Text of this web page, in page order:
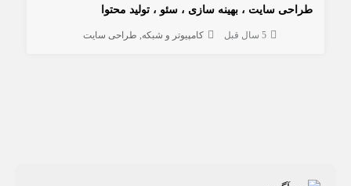
طراحی سایت ، بهینه سازی ، سئو ، تولید محتوا
5 سال قبل کامپیوتر و شبکه طراحی سایت